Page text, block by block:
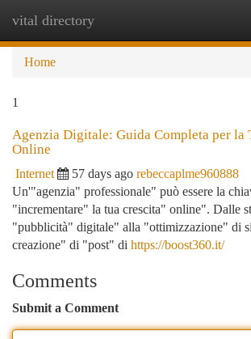
vital directory
Home
1
Agenzia Digitale: Guida Completa per la
Online
Internet 57 days ago rebeccaplme960888
Un'"agenzia" professionale" può essere la
"incrementare" la tua crescita" online". Dalle
"pubblicità" digitale" alla "ottimizzazione" di
creazione" di "post" di https://boost360.it/
Comments
Submit a Comment